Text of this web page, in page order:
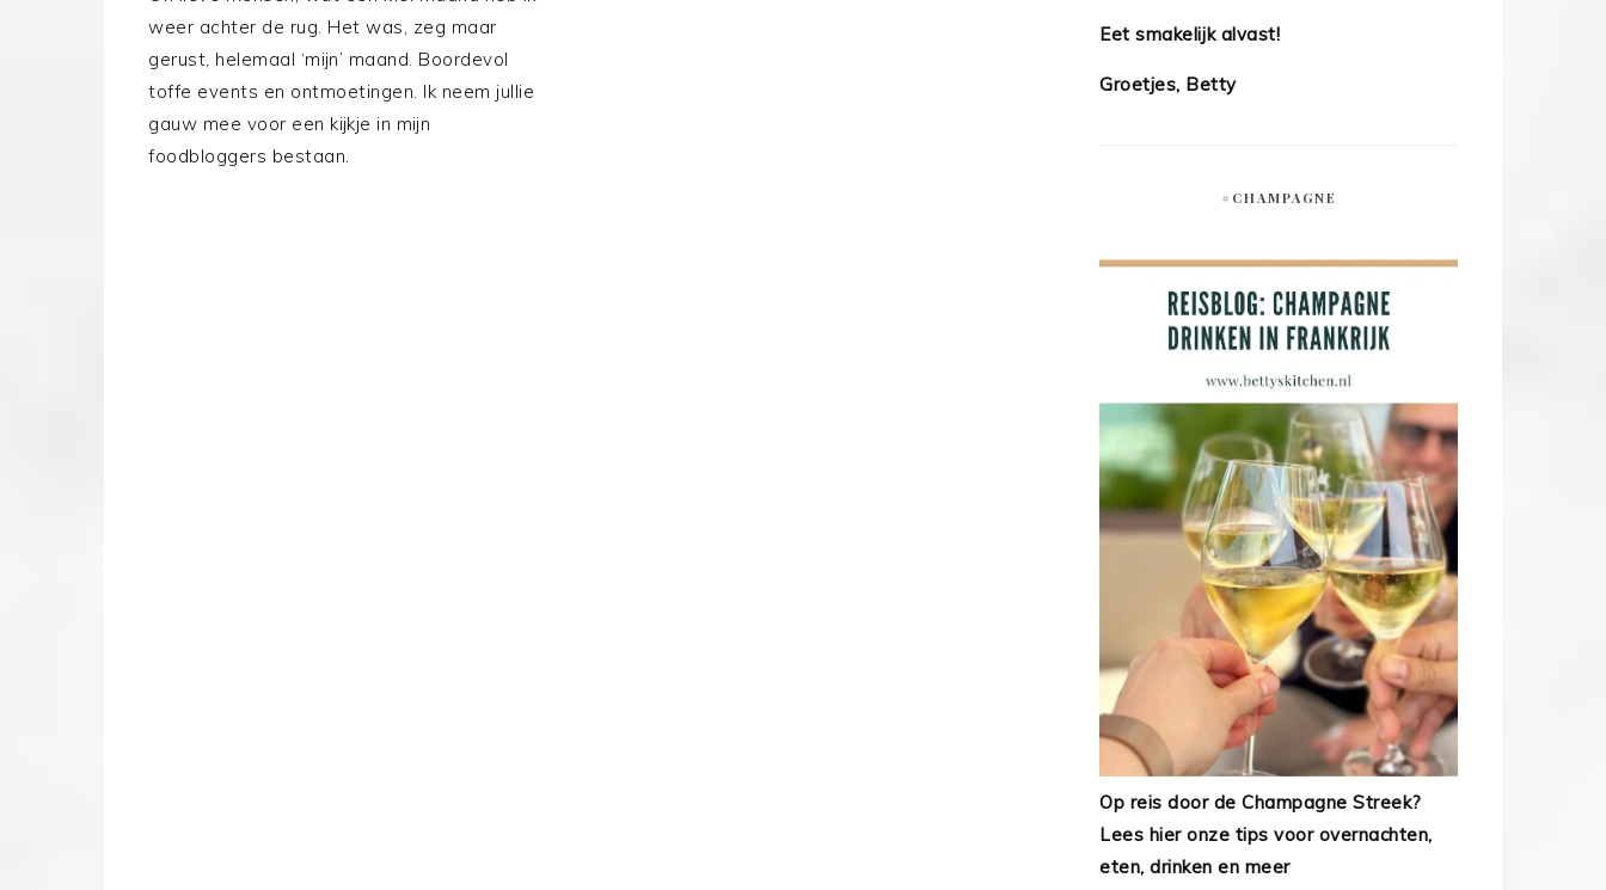
weer achter de rug. Het was, zeg maar
gerust, helemaal ‘mijn’ maand. Boordevol
toffe events en ontmoetingen. Ik neem jullie
gauw mee voor een kijkje in mijn
foodbloggers bestaan.
Eet smakelijk alvast!
Groetjes, Betty
#CHAMPAGNE
Op reis door de Champagne Streek?
Lees hier onze tips voor overnachten,
eten, drinken en meer